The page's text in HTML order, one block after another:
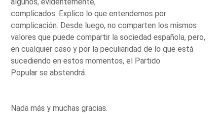
complicados. Explico lo que entendemos por
complicación. Desde luego, no comparten los mismos
valores que puede compartir la sociedad española, pero,
en cualquier caso y por la peculiaridad de lo que está
sucediendo en estos momentos, el Partido
Popular se abstendrá.
Nada más y muchas gracias.